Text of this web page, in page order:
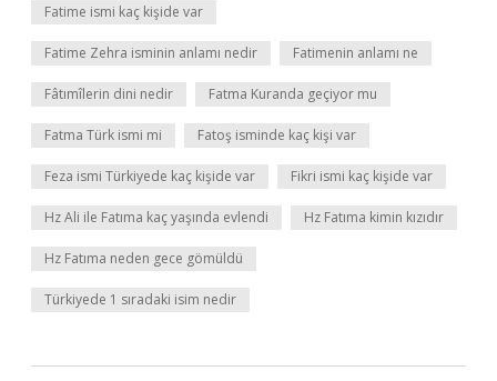
Fatime ismi kaç kişide var
Fatime Zehra isminin anlamı nedir Fatimenin anlamı ne
Fâtımîlerin dini nedir Fatma Kuranda geçiyor mu
Fatma Türk ismi mi Fatoş isminde kaç kişi var
Feza ismi Türkiyede kaç kişide var Fikri ismi kaç kişide var
Hz Ali ile Fatıma kaç yaşında evlendi Hz Fatıma kimin kızıdır
Hz Fatıma neden gece gömüldü
Türkiyede 1 sıradaki isim nedir